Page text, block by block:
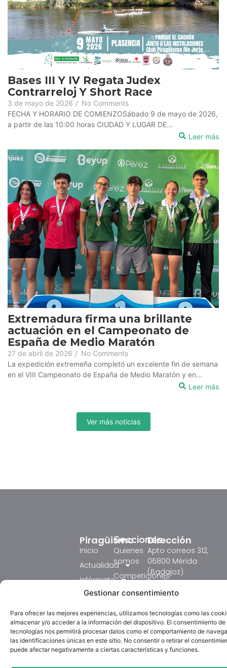
Gestionar consentimiento
Para ofrecer las mejores experiencias, utilizamos tecnologías como las
almacenar y/o acceder a la información del dispositivo. El consentimiento de
tecnologías nos permitirá procesar datos como el comportamiento de
las identificaciones únicas en este sitio. No consentir o retirar el
puede afectar negativamente a ciertas características y funciones.
Bases III Y IV Regata Judex
Contrarreloj Y Short Race
3 de mayo de 2026 / No Comments
FECHA Y HORARIO DE COMIENZOSábado 9 de mayo de 2026,
a partir de las 10:00 horas CIUDAD Y LUGAR DE...
Leer más
Extremadura firma una brillante
actuación en el Campeonato de
España de Medio Maratón
27 de abril de 2026 / No Comments
La expedición extremeña completó un excelente fin de semana
en el VIII Campeonato de España de Medio Maratón y en...
Leer más
Ver más noticias
La Federación
Extremeña de
Secciones
Quienes
somos
Competiciones
Formación
Galeria
Textos
Legales
Aviso
Piragüismo
Inicio
Actualidad
Infórmate
Resultados
Competición
Formación
Piragüismo
Dirección
Apto correos 312,
06800 Mérida
(Badajoz)
Email:
Horario:
Lunes de 18:00 a
20:00 horas.
Martes de 12:00 a